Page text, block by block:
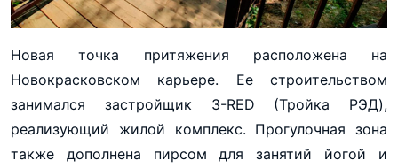
Новая точка притяжения расположена на
Новокрасковском карьере. Ее строительством
занимался застройщик 3-RED (Тройка РЭД),
реализующий жилой комплекс. Прогулочная зона
также дополнена пирсом для занятий йогой и